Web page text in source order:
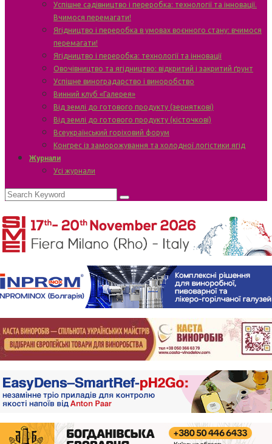
Успішне садівництво і переробка: технології та інновації.
Вчимося перемагати!
Ягідництво і переробка в умовах воєнного стану: вчимося
перемагати!
Ягідництво і переробка: технології та інновації
Овочівництво та ягідництво: відкритий і закритий ґрунт
Успішне виноградарство і виноробство
Винний клуб «Галерея»
Від землі до готового продукту (зерняткові)
Від землі до готового продукту (кісточкові)
Всеукраїнський горіховий форум
Конгрес із заморожування та холодної логістики ягід
Журнали
Усі журнали